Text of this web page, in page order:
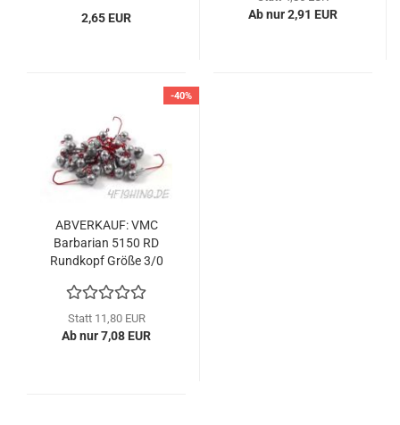
2,65 EUR Ab nur 2,91 EUR
-40%
ABVERKAUF: VMC
Barbarian 5150 RD
Rundkopf Größe 3/0
Statt 11,80 EUR
Ab nur 7,08 EUR